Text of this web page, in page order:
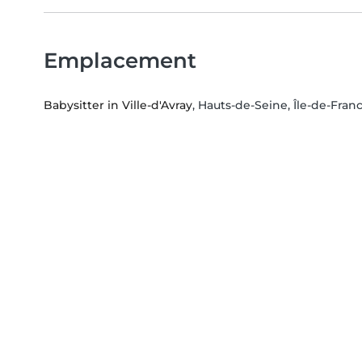
Emplacement
Babysitter in Ville-d'Avray, Hauts-de-Seine, Île-de-